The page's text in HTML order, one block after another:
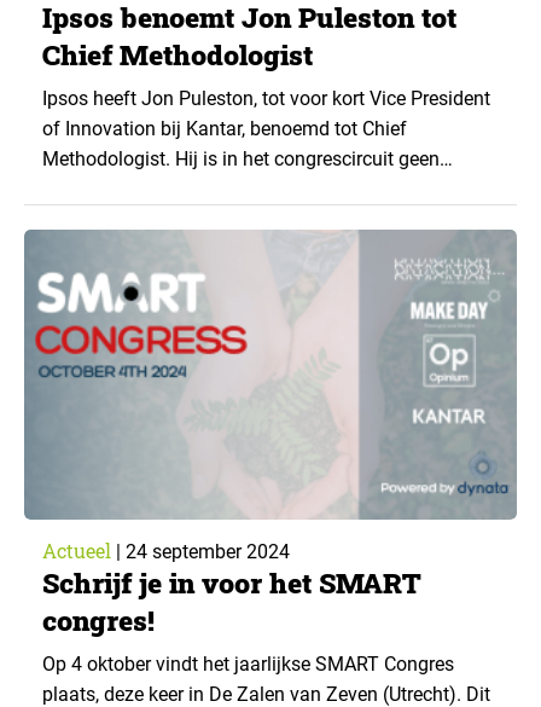
Ipsos benoemt Jon Puleston tot
Chief Methodologist
Ipsos heeft Jon Puleston, tot voor kort Vice President
of Innovation bij Kantar, benoemd tot Chief
Methodologist. Hij is in het congrescircuit geen
opdrachtgeverszijde bij uitgevers Trinity Mirror Group
en CNBC Europe. In 2001 richtte hij Media Intelligence
op, dat werkt…
Actueel | 24 september 2024
Schrijf je in voor het SMART
congres!
Op 4 oktober vindt het jaarlijkse SMART Congres
plaats, deze keer in De Zalen van Zeven (Utrecht). Dit